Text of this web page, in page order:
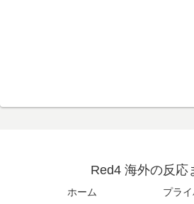
Red4 海外の反応
ホーム プラ